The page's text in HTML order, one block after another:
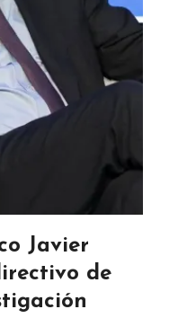
Javier
de